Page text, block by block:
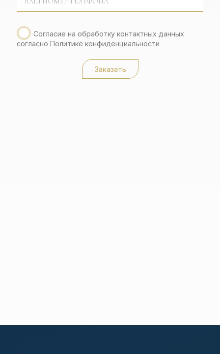
Согласие на обработку контактных данных
согласно Политике конфиденциальности
Заказать